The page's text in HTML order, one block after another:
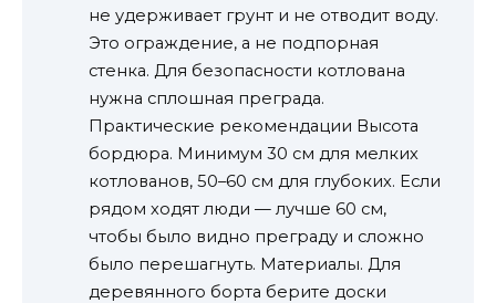
не удерживает грунт и не отводит воду.
Это ограждение, а не подпорная
стенка. Для безопасности котлована
нужна сплошная преграда.
Практические рекомендации Высота
бордюра. Минимум 30 см для мелких
котлованов, 50–60 см для глубоких. Если
рядом ходят люди — лучше 60 см,
чтобы было видно преграду и сложно
было перешагнуть. Материалы. Для
деревянного борта берите доски